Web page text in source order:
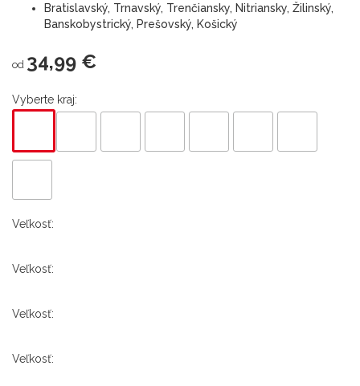
Bratislavský, Trnavský, Trenčiansky, Nitriansky, Žilinský,
Banskobystrický, Prešovský, Košický
od 34,99 €
Vyberte kraj:
Veľkosť:
Veľkosť:
Veľkosť:
Veľkosť: